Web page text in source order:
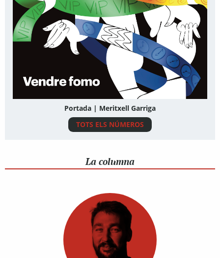
Portada | Meritxell Garriga
TOTS ELS NÚMEROS
La columna